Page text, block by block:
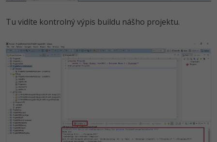
Tu vidíte kontrolný výpis buildu nášho projektu.